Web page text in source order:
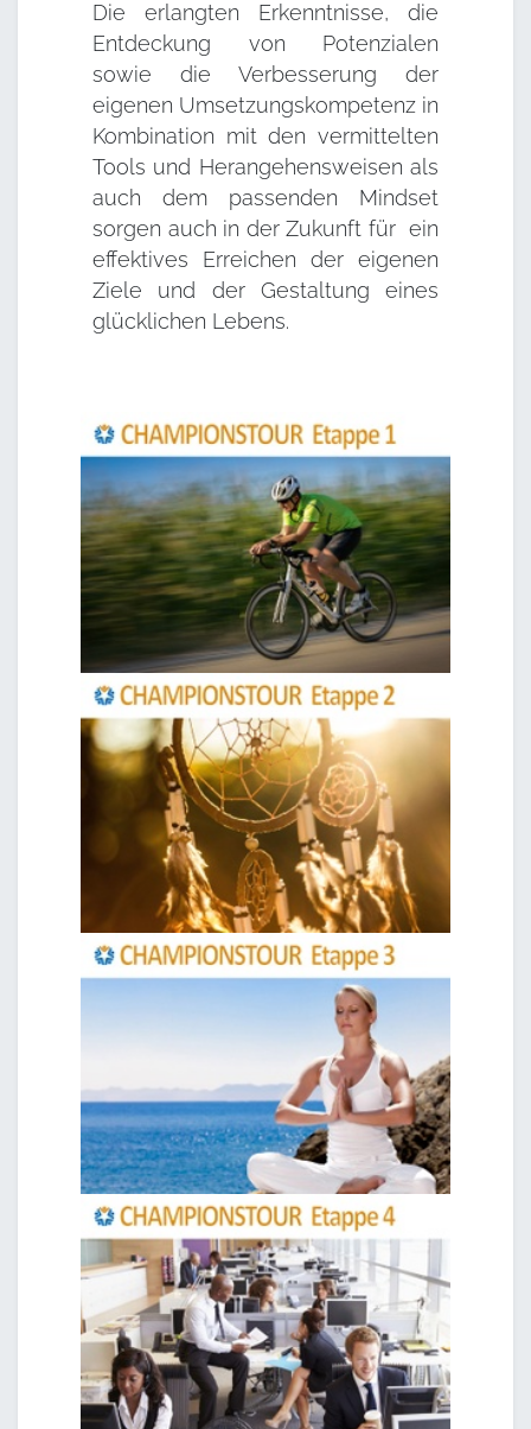
Die erlangten Erkenntnisse, die
Entdeckung von Potenzialen
sowie die Verbesserung der
eigenen Umsetzungskompetenz in
Kombination mit den vermittelten
Tools und Herangehensweisen als
auch dem passenden Mindset
sorgen auch in der Zukunft für ein
effektives Erreichen der eigenen
Ziele und der Gestaltung eines
glücklichen Lebens.